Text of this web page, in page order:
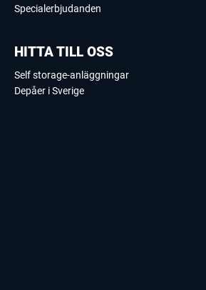
Specialerbjudanden
HITTA TILL OSS
Self storage-anläggningar
Depåer i Sverige